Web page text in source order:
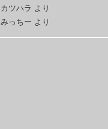
カツハラ より
みっちー より